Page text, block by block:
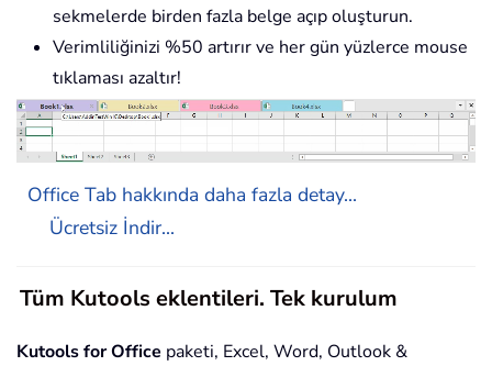
sekmelerde birden fazla belge açıp oluşturun.
Verimliliğinizi %50 artırır ve her gün yüzlerce mouse
tıklaması azaltır!
Office Tab hakkında daha fazla detay...
Ücretsiz İndir...
Tüm Kutools eklentileri. Tek kurulum
Kutools for Office paketi, Excel, Word, Outlook &